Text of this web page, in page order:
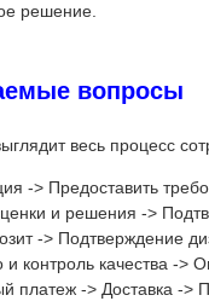
решение.
вопросы
весь процесс
-> Предоставить
и решения ->
-> Подтверждение
и контроль качества ->
платеж -> Доставка ->